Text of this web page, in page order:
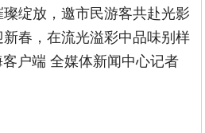
绽放，邀市民游客共赴光影
春，在流光溢彩中品味别样
户端 全媒体新闻中心记者